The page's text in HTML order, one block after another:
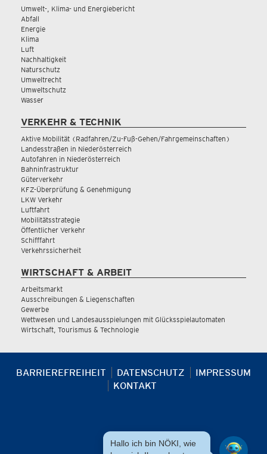
Umwelt-, Klima- und Energiebericht
Abfall
Energie
Klima
Luft
Nachhaltigkeit
Naturschutz
Umweltrecht
Umweltschutz
Wasser
VERKEHR & TECHNIK
Aktive Mobilität (Radfahren/Zu-Fuß-Gehen/Fahrgemeinschaften)
Landesstraßen in Niederösterreich
Autofahren in Niederösterreich
Bahninfrastruktur
Güterverkehr
KFZ-Überprüfung & Genehmigung
LKW Verkehr
Luftfahrt
Mobilitätsstrategie
Öffentlicher Verkehr
Schifffahrt
Verkehrssicherheit
WIRTSCHAFT & ARBEIT
Arbeitsmarkt
Ausschreibungen & Liegenschaften
Gewerbe
Wettwesen und Landesausspielungen mit Glücksspielautomaten
Wirtschaft, Tourismus & Technologie
BARRIEREFREIHEIT DATENSCHUTZ
IMPRESSUM
KONTAKT
Hallo ich bin NÖKI, wie